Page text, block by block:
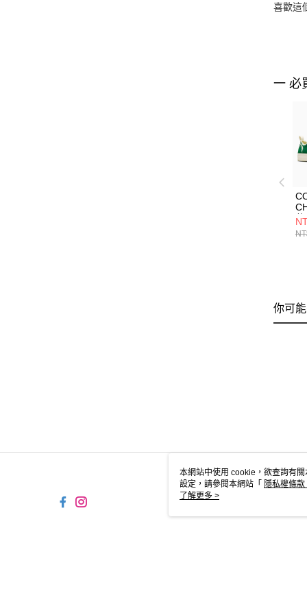
喜歡這
一 必
你可
本網站中使用 cookie，欲查詢有
設定，請參閱本網站「 隱私權條款
使用 cookie。
了解更多 >